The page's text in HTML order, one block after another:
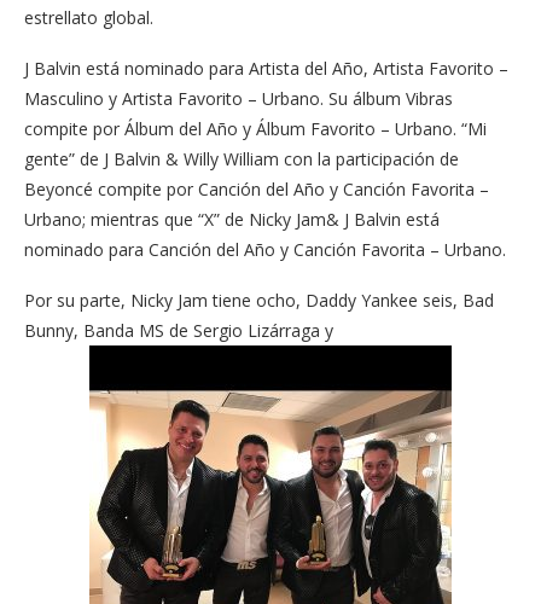
estrellato global.
J Balvin está nominado para Artista del Año, Artista Favorito –
Masculino y Artista Favorito – Urbano. Su álbum Vibras
compite por Álbum del Año y Álbum Favorito – Urbano. “Mi
gente” de J Balvin & Willy William con la participación de
Beyoncé compite por Canción del Año y Canción Favorita –
Urbano; mientras que “X” de Nicky Jam& J Balvin está
nominado para Canción del Año y Canción Favorita – Urbano.
Por su parte, Nicky Jam tiene ocho, Daddy Yankee seis, Bad
Bunny, Banda MS de Sergio Lizárraga y